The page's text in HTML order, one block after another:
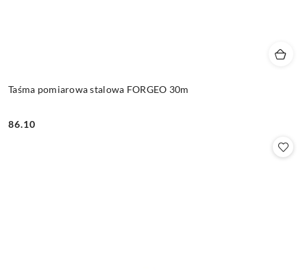
Taśma pomiarowa stalowa FORGEO 30m
Cena:
86.10